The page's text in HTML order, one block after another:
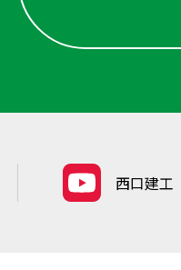
西口建工